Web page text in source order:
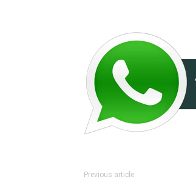
Previous article